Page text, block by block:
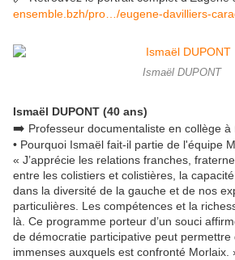
ensemble.bzh/pro…/eugene-davilliers-
Ismaël DUPONT
Ismaël DUPONT (40 ans)
➡️ Professeur documentaliste en collège à
• Pourquoi Ismaël fait-il partie de l'équipe
« J’apprécie les relations franches,
entre les colistiers et colistières, la
dans la diversité de la gauche et de nos
particulières. Les compétences et la
là. Ce programme porteur d’un souci
de démocratie participative peut permettre
immenses auxquels est confronté Morlaix.